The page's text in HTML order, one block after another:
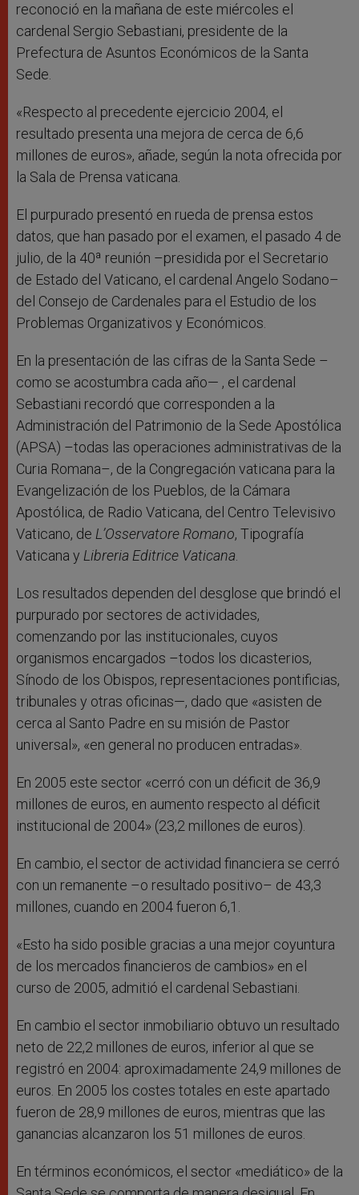
reconoció en la mañana de este miércoles el
cardenal Sergio Sebastiani, presidente de la
Prefectura de Asuntos Económicos de la Santa
Sede.
«Respecto al precedente ejercicio 2004, el
resultado presenta una mejora de cerca de 6,6
millones de euros», añade, según la nota ofrecida por
la Sala de Prensa vaticana.
El purpurado presentó en rueda de prensa estos
datos, que han pasado por el examen, el pasado 4 de
julio, de la 40ª reunión –presidida por el Secretario
de Estado del Vaticano, el cardenal Angelo Sodano–
del Consejo de Cardenales para el Estudio de los
Problemas Organizativos y Económicos.
En la presentación de las cifras de la Santa Sede –
como se acostumbra cada año— , el cardenal
Sebastiani recordó que corresponden a la
Administración del Patrimonio de la Sede Apostólica
(APSA) –todas las operaciones administrativas de la
Curia Romana–, de la Congregación vaticana para la
Evangelización de los Pueblos, de la Cámara
Apostólica, de Radio Vaticana, del Centro Televisivo
Vaticano, de L’Osservatore Romano, Tipografía
Vaticana y Libreria Editrice Vaticana.
Los resultados dependen del desglose que brindó el
purpurado por sectores de actividades,
comenzando por las institucionales, cuyos
organismos encargados –todos los dicasterios,
Sínodo de los Obispos, representaciones pontificias,
tribunales y otras oficinas—, dado que «asisten de
cerca al Santo Padre en su misión de Pastor
universal», «en general no producen entradas».
En 2005 este sector «cerró con un déficit de 36,9
millones de euros, en aumento respecto al déficit
institucional de 2004» (23,2 millones de euros).
En cambio, el sector de actividad financiera se cerró
con un remanente –o resultado positivo– de 43,3
millones, cuando en 2004 fueron 6,1.
«Esto ha sido posible gracias a una mejor coyuntura
de los mercados financieros de cambios» en el
curso de 2005, admitió el cardenal Sebastiani.
En cambio el sector inmobiliario obtuvo un resultado
neto de 22,2 millones de euros, inferior al que se
registró en 2004: aproximadamente 24,9 millones de
euros. En 2005 los costes totales en este apartado
fueron de 28,9 millones de euros, mientras que las
ganancias alcanzaron los 51 millones de euros.
En términos económicos, el sector «mediático» de la